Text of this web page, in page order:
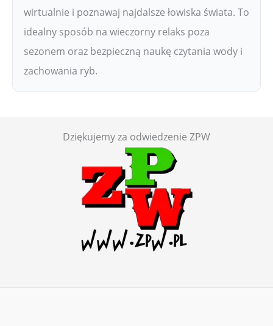
wirtualnie i poznawaj najdalsze łowiska świata. To
idealny sposób na wieczorny relaks poza
sezonem oraz bezpieczną naukę czytania wody i
zachowania ryb.
Dziękujemy za odwiedzenie ZPW